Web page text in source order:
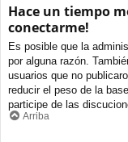
Hace un tiempo
conectarme!
Es posible que la
por alguna razón.
usuarios que no
reducir el peso de la
participe de las
Arriba